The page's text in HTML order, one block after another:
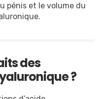
pénis et le volume du
des
?